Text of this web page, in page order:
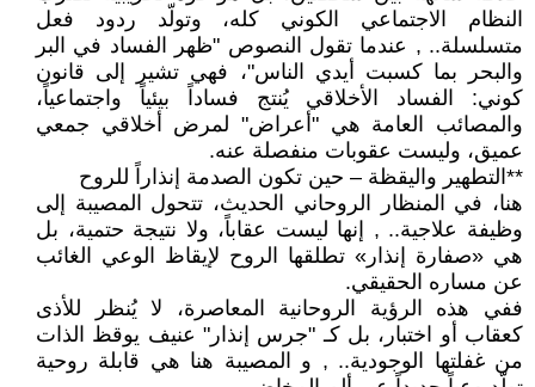
النظام الاجتماعي الكوني كله، وتولّد ردود فعل
متسلسلة.. , عندما تقول النصوص "ظهر الفساد في البر
والبحر بما كسبت أيدي الناس"، فهي تشير إلى قانون
كوني: الفساد الأخلاقي يُنتج فساداً بيئياً واجتماعياً،
والمصائب العامة هي "أعراض" لمرض أخلاقي جمعي
عميق، وليست عقوبات منفصلة عنه.
**التطهير واليقظة – حين تكون الصدمة إنذاراً للروح
هنا، في المنظار الروحاني الحديث، تتحول المصيبة إلى
وظيفة علاجية.. , إنها ليست عقاباً، ولا نتيجة حتمية، بل
هي «صفارة إنذار» تطلقها الروح لإيقاظ الوعي الغائب
عن مساره الحقيقي.
ففي هذه الرؤية الروحانية المعاصرة، لا يُنظر للأذى
كعقاب أو اختبار، بل كـ "جرس إنذار" عنيف يوقظ الذات
من غفلتها الوجودية.. , و المصيبة هنا هي قابلة روحية